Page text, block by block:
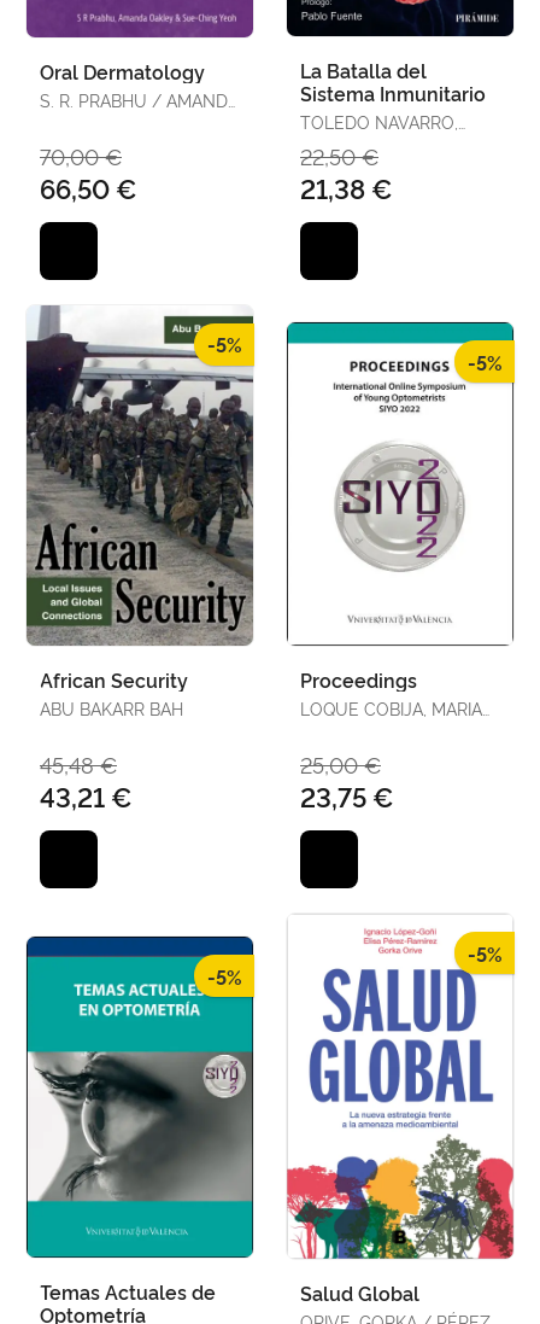
Oral Dermatology
S. R. PRABHU / AMANDA
70,00 €
66,50 €
La Batalla del
Sistema Inmunitario
TOLEDO NAVARRO,
22,50 €
21,38 €
-5%
African Security
ABU BAKARR BAH
45,48 €
43,21 €
-5%
Proceedings
LOQUE COBIJA, MARIA
25,00 €
23,75 €
-5%
Temas Actuales de
Optometría
-5%
Salud Global